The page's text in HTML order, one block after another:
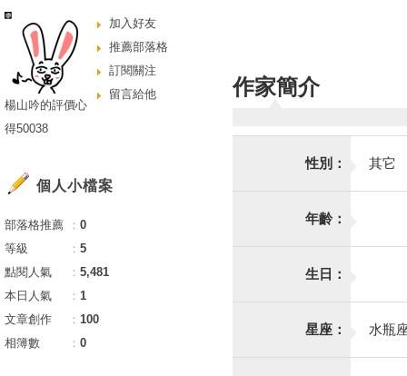
作家簡介
性別： 其它
年齡：
生日：
星座： 水瓶
加入好友
推薦部落格
訂閱關注
留言給他
楊山吟的評價心
得50038
個人小檔案
部落格推薦 ： 0
等級
： 5
點閱人氣
： 5,481
本日人氣
： 1
文章創作
： 100
相簿數
： 0